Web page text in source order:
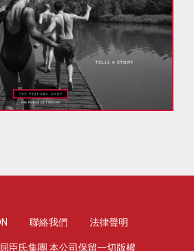
聯絡我們 法律聲明
臣氏集團 本公司保留一切版權